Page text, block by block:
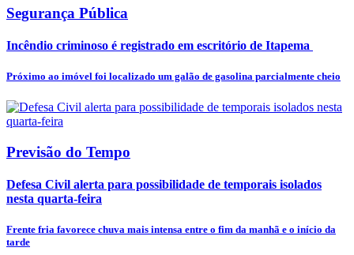
Segurança Pública
Incêndio criminoso é registrado em escritório de Itapema
Próximo ao imóvel foi localizado um galão de gasolina parcialmente cheio
Previsão do Tempo
Defesa Civil alerta para possibilidade de temporais isolados
nesta quarta-feira
Frente fria favorece chuva mais intensa entre o fim da manhã e o início da
tarde